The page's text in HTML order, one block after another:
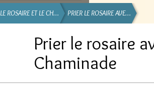
LE ROSAIRE ET LE CH… PRIER LE ROSAIRE AVE…
Prier le rosaire
Chaminade